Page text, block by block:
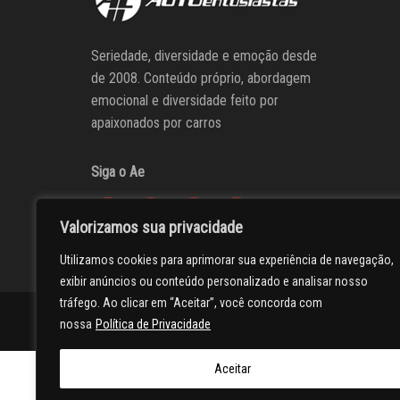
Valorizamos sua privacidade
Utilizamos cookies para aprimorar sua experiência de navegação,
exibir anúncios ou conteúdo personalizado e analisar nosso
tráfego. Ao clicar em “Aceitar”, você concorda com
nossa Política de Privacidade
Aceitar
Seriedade, diversidade e emoção desde
de 2008. Conteúdo próprio, abordagem
emocional e diversidade feito por
apaixonados por carros
Siga o Ae
AUTOentusiastas Editores